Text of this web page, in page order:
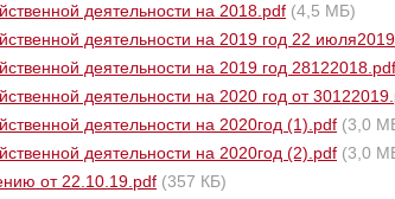
деятельности на 2018.pdf (4,5 МБ)
деятельности на 2019 год 22
деятельности на 2019 год 28122018.pdf
деятельности на 2020 год от
деятельности на 2020год (1).pdf (3,0
деятельности на 2020год (2).pdf (3,0
от 22.10.19.pdf (357 КБ)